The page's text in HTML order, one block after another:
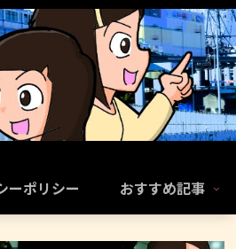
ーポリシー おすすめ記事